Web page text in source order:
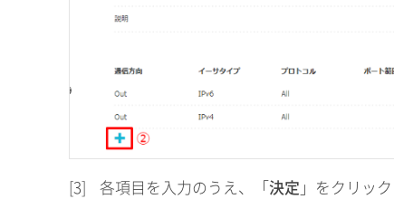
[3] 各項目を入力のうえ、「決定 」をクリック